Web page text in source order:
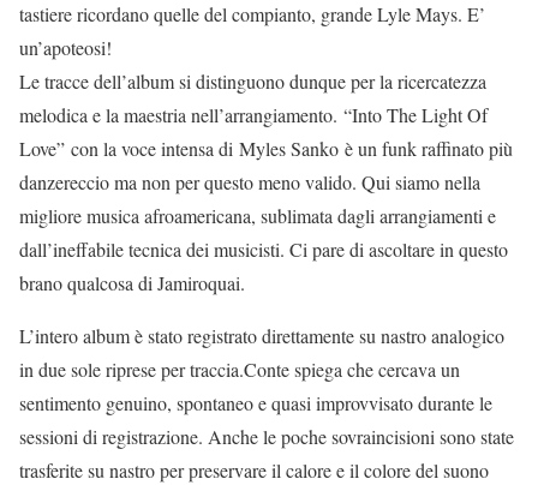
tastiere ricordano quelle del compianto, grande Lyle Mays. E’
un’apoteosi!
Le tracce dell’album si distinguono dunque per la ricercatezza
melodica e la maestria nell’arrangiamento. “Into The Light Of
Love” con la voce intensa di Myles Sanko è un funk raffinato più
danzereccio ma non per questo meno valido. Qui siamo nella
migliore musica afroamericana, sublimata dagli arrangiamenti e
dall’ineffabile tecnica dei musicisti. Ci pare di ascoltare in questo
brano qualcosa di Jamiroquai.
L’intero album è stato registrato direttamente su nastro analogico
in due sole riprese per traccia.Conte spiega che cercava un
sentimento genuino, spontaneo e quasi improvvisato durante le
sessioni di registrazione. Anche le poche sovraincisioni sono state
trasferite su nastro per preservare il calore e il colore del suono